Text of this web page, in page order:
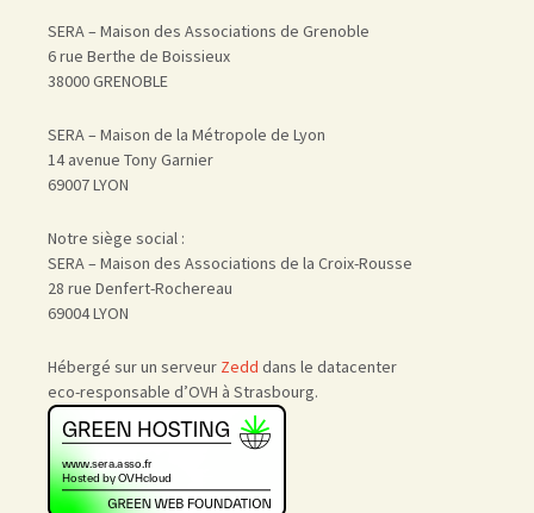
SERA – Maison des Associations de Grenoble
6 rue Berthe de Boissieux
38000 GRENOBLE
SERA – Maison de la Métropole de Lyon
14 avenue Tony Garnier
69007 LYON
Notre siège social :
SERA – Maison des Associations de la Croix-Rousse
28 rue Denfert-Rochereau
69004 LYON
Hébergé sur un serveur Zedd dans le datacenter
eco-responsable d’OVH à Strasbourg.